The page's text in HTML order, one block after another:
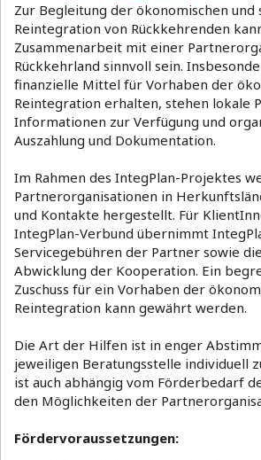
Zur Begleitung der ökonomischen und
Reintegration von Rückkehrenden
Zusammenarbeit mit einer
Rückkehrland sinnvoll sein.
finanzielle Mittel für Vorhaben der
Reintegration erhalten, stehen lokale
Informationen zur Verfügung und
Auszahlung und Dokumentation.
Im Rahmen des IntegPlan-Projektes
Partnerorganisationen in
und Kontakte hergestellt. Für
IntegPlan-Verbund übernimmt
Servicegebühren der Partner sowie
Abwicklung der Kooperation. Ein
Zuschuss für ein Vorhaben der
Reintegration kann gewährt werden.
Die Art der Hilfen ist in enger
jeweiligen Beratungsstelle individuell
ist auch abhängig vom Förderbedarf
den Möglichkeiten der
Fördervoraussetzungen: